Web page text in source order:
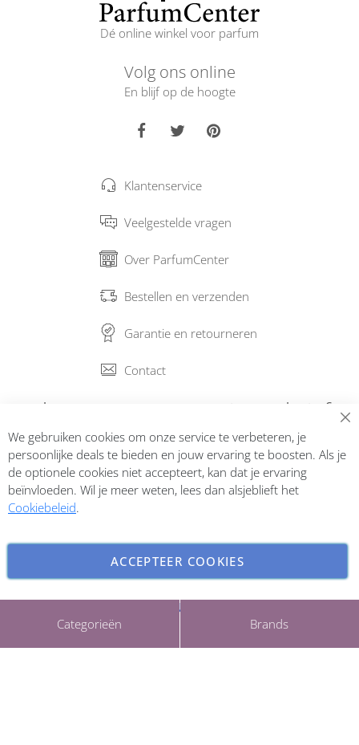
Categorieën Brands
Dé online winkel voor parfum
Volg ons online
En blijf op de hoogte
Klantenservice
Veelgestelde vragen
Over ParfumCenter
Bestellen en verzenden
Garantie en retourneren
Contact
Abonneer op onze nieuwsbrief
Inschrijven
Copyright © 2026 ParfumCenter.nl. All rights reserved.
We gebruiken cookies om onze service te verbeteren, je
persoonlijke deals te bieden en jouw ervaring te boosten. Als je
de optionele cookies niet accepteert, kan dat je ervaring
beïnvloeden. Wil je meer weten, lees dan alsjeblieft het
Cookiebeleid.
ACCEPTEER COOKIES
INSTELLINGEN AANPASSEN